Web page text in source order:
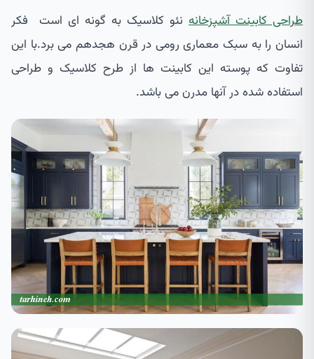
طراحی کابینت آشپزخانه نئو کلاسیک به گونه ای است فکر
انسان را به سبک معماری رومی در قرن هجدهم می برد.با این
تفاوت که پوسته این کابینت ها از طرح کلاسیک و طراحی
استفاده شده در آنها مدرن می باشد.